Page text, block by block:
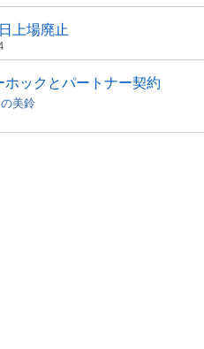
上場廃止
ホックとパートナー契約
美鈴